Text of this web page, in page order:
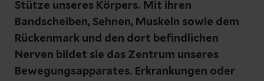
Stütze unseres Körpers. Mit ihren
Bandscheiben, Sehnen, Muskeln sowie dem
Rückenmark und den dort befindlichen
Nerven bildet sie das Zentrum unseres
Bewegungsapparates. Erkrankungen oder